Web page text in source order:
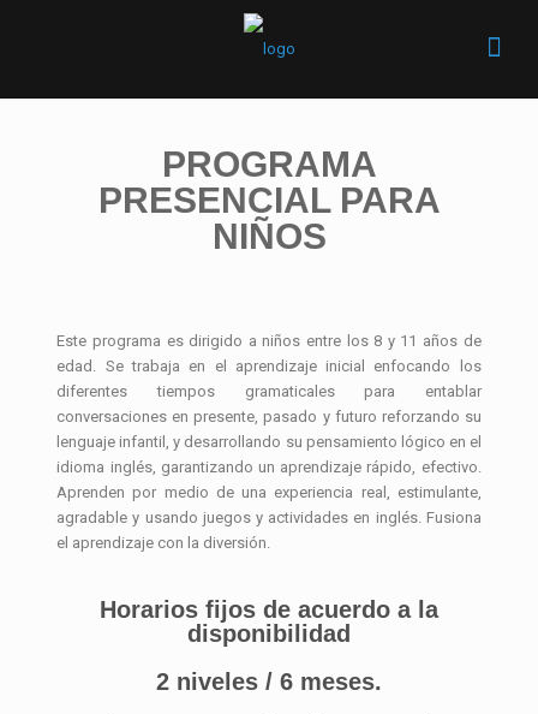
PROGRAMA
PRESENCIAL PARA
NIÑOS
Este programa es dirigido a niños entre los 8 y 11 años de
edad. Se trabaja en el aprendizaje inicial enfocando los
diferentes tiempos gramaticales para entablar
conversaciones en presente, pasado y futuro reforzando su
lenguaje infantil, y desarrollando su pensamiento lógico en el
idioma inglés, garantizando un aprendizaje rápido, efectivo.
Aprenden por medio de una experiencia real, estimulante,
agradable y usando juegos y actividades en inglés. Fusiona
el aprendizaje con la diversión.
Horarios fijos de acuerdo a la
disponibilidad
2 niveles / 6 meses.